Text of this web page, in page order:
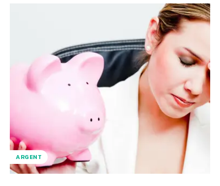
ARGENT